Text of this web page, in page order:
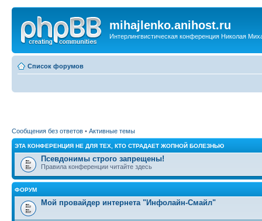
mihajlenko.anihost.ru
Интерлингвистическая конференция Николая
Список форумов
Сообщения без ответов • Активные темы
ЭТА КОНФЕРЕНЦИЯ НЕ ДЛЯ ТЕХ, КТО СТРАДАЕТ ЖОПНОЙ БОЛЕЗНЬЮ
Псевдонимы строго запрещены!
Правила конференции читайте здесь
ФОРУМ
Мой провайдер интернета "Инфолайн-Смайл"